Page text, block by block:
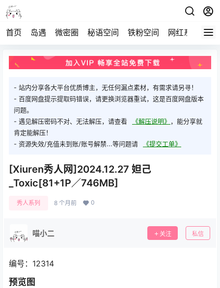
首页 岛遇 微密圈 秘语空间 铁粉空间 网红系列 打
- 站内分享各大平台优质博主，无任何漏点素材，有需求请另寻！
- 百度网盘提示提取码错误，请更换浏览器重试，这是百度网盘版本
问题。
- 遇见解压密码不对、无法解压，请查看
《解压说明》 ，能分享就
肯定能解压！
- 资源失效/充值未到账/账号解禁...等问题请
《提交工单》
[Xiuren秀人网]2024.12.27 妲己
_Toxic[81+1P／746MB]
秀人系列 8 个月前 0
喵小二 关注 私信
编号：12314
预览图